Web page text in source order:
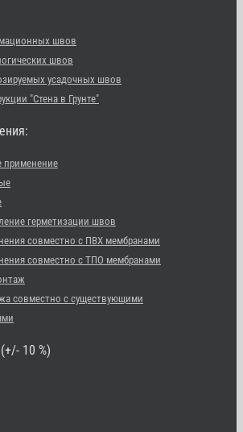
швов
швов
усадочных швов
"Стена в Грунте"
применение
герметизации швов
совместно с ПВХ мембранами
совместно с ТПО мембранами
совместно с существующими
10 %)